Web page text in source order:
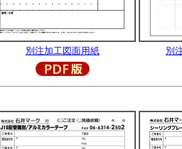
別注加工図面用紙 別